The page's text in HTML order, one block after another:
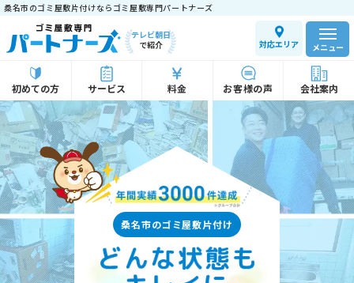
桑名市のゴミ屋敷片付けならゴミ屋敷専門パートナーズ
テレビ朝日
で紹介
対応エリア
初めての方 サービス 料金 お客様の声 会社案内
メニュー
桑名市のゴミ屋敷片付け